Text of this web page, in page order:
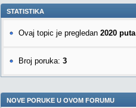
STATISTIKA
Ovaj topic je pregledan 2020 puta
Broj poruka: 3
NOVE PORUKE U OVOM FORUMU